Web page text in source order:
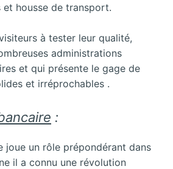
et housse de transport.
à tester leur qualité,
administrations
et qui présente le gage de
et irréprochables .
:
joue un rôle prépondérant dans
il a connu une révolution